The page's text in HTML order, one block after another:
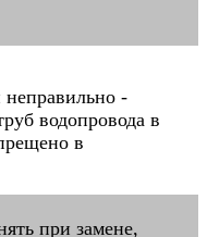
-
водопровода в
в
при замене,